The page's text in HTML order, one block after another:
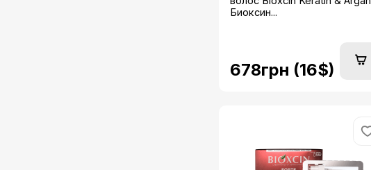
Биоксин...
678грн (16$)